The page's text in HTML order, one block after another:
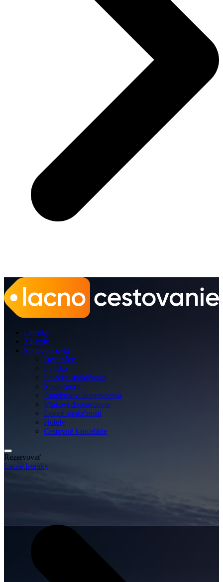
Letenky
Zájazdy
Sprievodcovia
Destinácie
Letisko
Letecké spoločnosti
Spoločnosti
Autobusoví dopravcovia
Vlakoví dopravcovia
Lodné spoločnosti
Hotely
Cestovné kancelárie
Rezervovať
Lacné letenky